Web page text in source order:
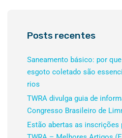
Posts recentes
Saneamento básico: por
esgoto coletado são
rios
TWRA divulga guia de
Congresso Brasileiro de
Estão abertas as inscrições